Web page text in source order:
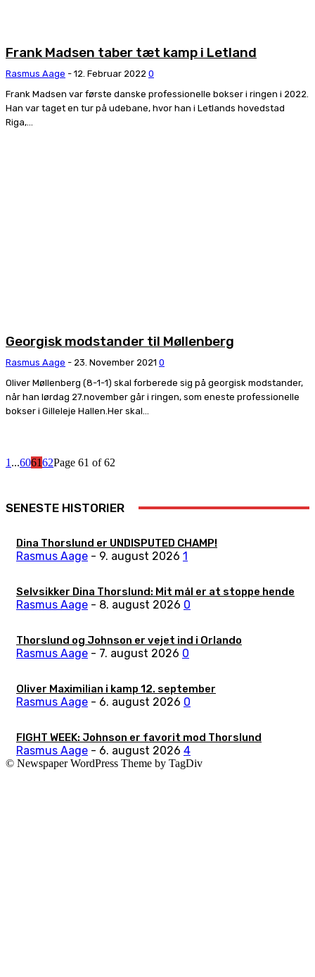
Frank Madsen taber tæt kamp i Letland
Rasmus Aage - 12. Februar 2022 0
Frank Madsen var første danske professionelle bokser i ringen i 2022.
Han var taget en tur på udebane, hvor han i Letlands hovedstad
Riga,...
Georgisk modstander til Møllenberg
Rasmus Aage - 23. November 2021 0
Oliver Møllenberg (8-1-1) skal forberede sig på georgisk modstander,
når han lørdag 27.november går i ringen, som eneste professionelle
bokser i Gilleleje Hallen.Her skal...
1 ...606162Page 61 of 62
SENESTE HISTORIER
Dina Thorslund er UNDISPUTED CHAMP!
Rasmus Aage - 9. august 2026 1
Selvsikker Dina Thorslund: Mit mål er at stoppe hende
Rasmus Aage - 8. august 2026 0
Thorslund og Johnson er vejet ind i Orlando
Rasmus Aage - 7. august 2026 0
Oliver Maximilian i kamp 12. september
Rasmus Aage - 6. august 2026 0
FIGHT WEEK: Johnson er favorit mod Thorslund
Rasmus Aage - 6. august 2026 4
© Newspaper WordPress Theme by TagDiv